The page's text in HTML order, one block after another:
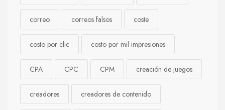
correo correos falsos coste
costo por clic costo por mil impresiones
CPA CPC CPM creación de juegos
creadores creadores de contenido